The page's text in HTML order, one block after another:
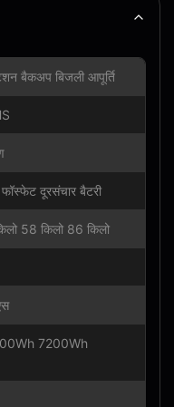
बैकअप बिजली आपूर्ति
दूरसंचार बैटरी
58 किलो 86 किलो
7200Wh